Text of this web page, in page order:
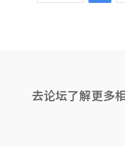
去论坛了解更多